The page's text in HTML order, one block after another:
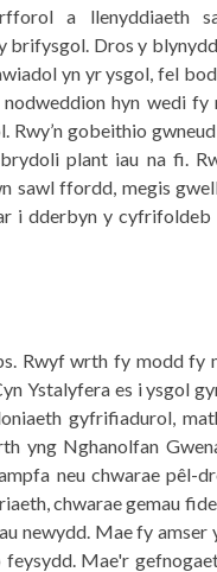
a llenyddiaeth
brifysgol. Dros y
yn yr ysgol, fel
hyn wedi
Rwy’n gobeithio
plant iau na fi.
sawl ffordd, megis
i dderbyn y
Rwyf wrth fy modd fy
Ystalyfera es i ysgol
gyfrifiadurol,
yng Nghanolfan
neu chwarae pêl-
chwarae gemau
newydd. Mae fy
feysydd. Mae'r